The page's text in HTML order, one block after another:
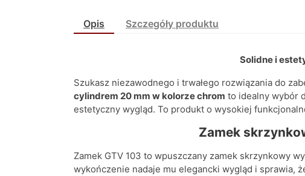
Opis Szczegóły produktu
Solidne i
Szukasz niezawodnego i trwałego rozwiązania do
cylindrem 20 mm w kolorze chrom to idealny wybór
estetyczny wygląd. To produkt o wysokiej
Zamek
Zamek GTV 103 to wpuszczany zamek skrzynkowy
wykończenie nadaje mu elegancki wygląd i sprawia,